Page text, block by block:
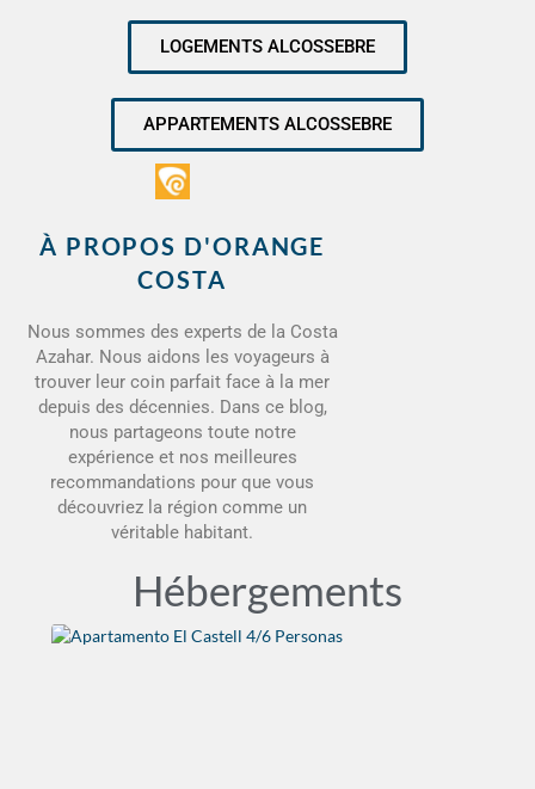
LOGEMENTS ALCOSSEBRE
APPARTEMENTS ALCOSSEBRE
À PROPOS D'ORANGE
COSTA
Nous sommes des experts de la Costa
Azahar. Nous aidons les voyageurs à
trouver leur coin parfait face à la mer
depuis des décennies. Dans ce blog,
nous partageons toute notre
expérience et nos meilleures
recommandations pour que vous
découvriez la région comme un
véritable habitant.
Hébergements